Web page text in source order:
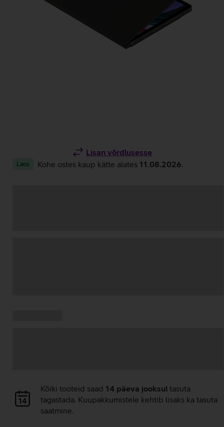
Lisan võrdlusesse
Laos Kohe ostes kaup kätte alates 11.08.2026
Andmete
laadimine
Kõiki tooteid saad 14 päeva jooksul tasuta
tagastada. Kuupakkumistele kehtib lisaks ka tasuta
saatmine.